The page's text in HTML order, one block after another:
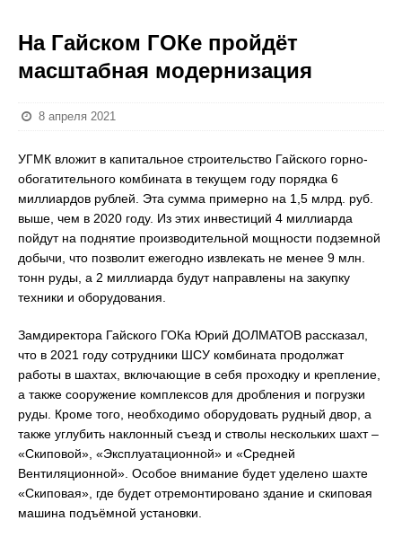
На Гайском ГОКе пройдёт
масштабная модернизация
8 апреля 2021
УГМК вложит в капитальное строительство Гайского горно-
обогатительного комбината в текущем году порядка 6
миллиардов рублей. Эта сумма примерно на 1,5 млрд. руб.
выше, чем в 2020 году. Из этих инвестиций 4 миллиарда
пойдут на поднятие производительной мощности подземной
добычи, что позволит ежегодно извлекать не менее 9 млн.
тонн руды, а 2 миллиарда будут направлены на закупку
техники и оборудования.
Замдиректора Гайского ГОКа Юрий ДОЛМАТОВ рассказал,
что в 2021 году сотрудники ШСУ комбината продолжат
работы в шахтах, включающие в себя проходку и крепление,
а также сооружение комплексов для дробления и погрузки
руды. Кроме того, необходимо оборудовать рудный двор, а
также углубить наклонный съезд и стволы нескольких шахт –
«Скиповой», «Эксплуатационной» и «Средней
Вентиляционной». Особое внимание будет уделено шахте
«Скиповая», где будет отремонтировано здание и скиповая
машина подъёмной установки.